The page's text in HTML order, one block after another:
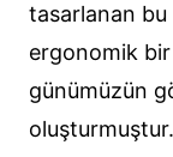
tasarlanan
ergonomik bir
günümüzün
oluşturmuştur.